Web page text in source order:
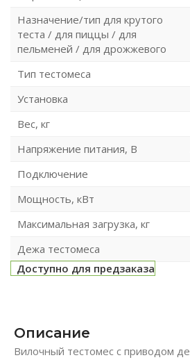
Назначение/тип для крутого
теста / для пиццы / для
пельменей / для дрожжевого
Тип тестомеса
Установка
Вес, кг
Напряжение питания, В
Подключение
Мощность, кВт
Максимальная загрузка, кг
Дежа тестомеса
Доступно для предзаказа
Описание
Вилочный тестомес с приводом